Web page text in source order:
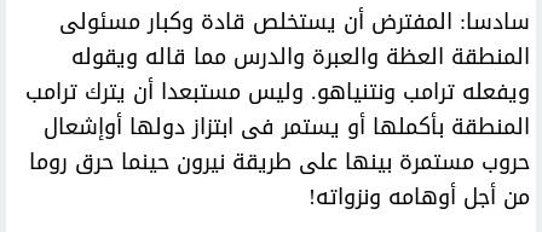
سادسا: المفترض أن يستخلص قادة وكبار مسئولى
المنطقة العظة والعبرة والدرس مما قاله ويقوله
ويفعله ترامب ونتنياهو. وليس مستبعدا أن يترك ترامب
المنطقة بأكملها أو يستمر فى ابتزاز دولها أوإشعال
حروب مستمرة بينها على طريقة نيرون حينما حرق روما
من أجل أوهامه ونزواته!